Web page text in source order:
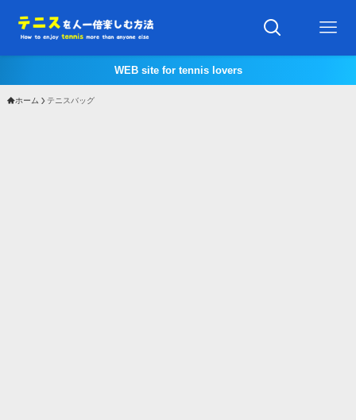
WEB site for tennis lovers
ホーム テニスバッグ